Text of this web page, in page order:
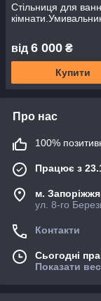
Стільниця для
від 6 000 ₴
Купити
Про нас
100%
Працює з
м. Запоріжжя
ул. 8-го
Контакти
Сьогодні
Показати